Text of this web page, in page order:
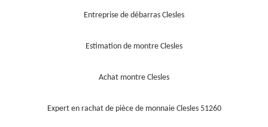
Entreprise de débarras Clesles
Estimation de montre Clesles
Achat montre Clesles
Expert en rachat de pièce de monnaie Clesles 51260